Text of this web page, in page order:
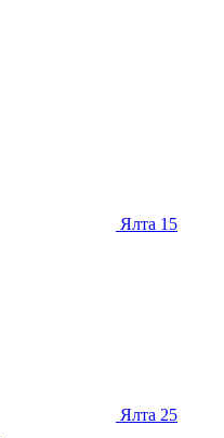
Ялта 15
Ялта 25